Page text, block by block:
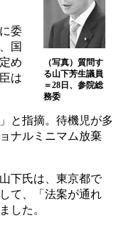
（写真）質問す
る山下芳生議員
＝28日、参院総
務委
委
国
め
は
と指摘。待機児が多
ナルミニマム放棄
下氏は、東京都で
て、「法案が通れ
した。